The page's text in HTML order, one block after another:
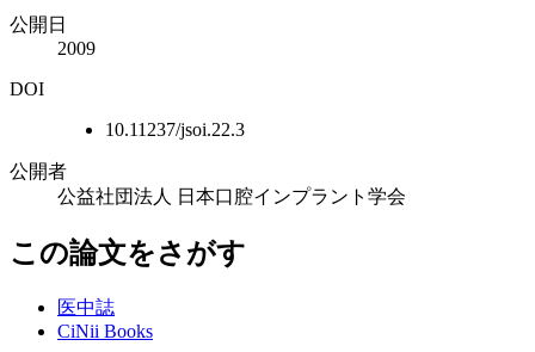
公開日
2009
DOI
10.11237/jsoi.22.3
公開者
公益社団法人 日本口腔インプラント学会
この論文をさがす
医中誌
CiNii Books